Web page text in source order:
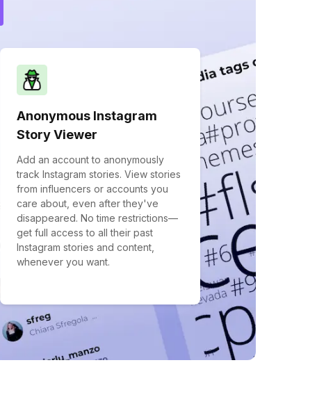
Anonymous Instagram
Story Viewer
Add an account to anonymously
track Instagram stories. View stories
from influencers or accounts you
care about, even after they've
disappeared. No time restrictions—
get full access to all their past
Instagram stories and content,
whenever you want.